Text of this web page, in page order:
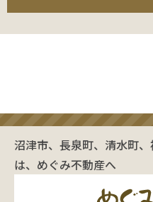
沼津市、長泉町、清水町
は、めぐみ不動産へ